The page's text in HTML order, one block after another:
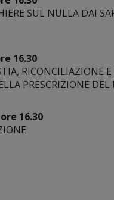
SUL NULLA DAI
16.30
RICONCILIAZIONE
PRESCRIZIONE DEL
16.30